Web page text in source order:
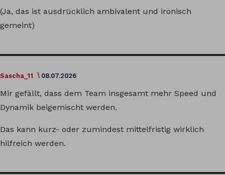
(Ja, das ist ausdrücklich ambivalent und ironisch
gemeint)
Sascha_11 08.07.2026
Mir gefällt, dass dem Team insgesamt mehr Speed und
Dynamik beigemischt werden.
Das kann kurz- oder zumindest mittelfristig wirklich
hilfreich werden.